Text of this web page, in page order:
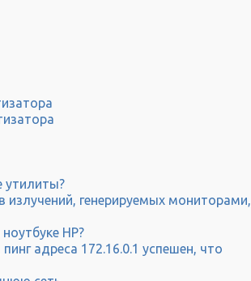
утилиты?
генерируемых мониторами,
HP?
адреса 172.16.0.1 успешен, что